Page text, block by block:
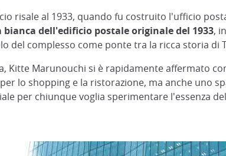
risale al 1933, quando fu costruito l'ufficio
dell'edificio postale originale del 1933,
del complesso come ponte tra la ricca storia di
Kitte Marunouchi si è rapidamente affermato
lo shopping e la ristorazione, ma anche uno
per chiunque voglia sperimentare l'essenza